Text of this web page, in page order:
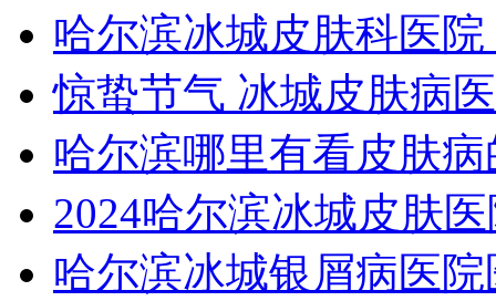
哈尔滨冰城皮肤科医
惊蛰节气 冰城皮肤病
哈尔滨哪里有看皮肤
2024哈尔滨冰城皮肤
哈尔滨冰城银屑病医